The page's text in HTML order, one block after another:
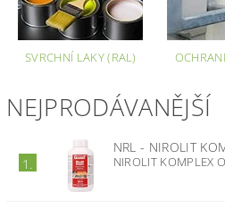
SVRCHNÍ LAKY (RAL)
NEJPRODÁVANĚJŠÍ
1.
NRL - NIROLIT
NIROLIT